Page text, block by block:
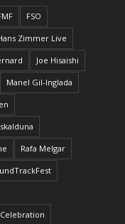
FSO
Zimmer Live
Joe Hisaishi
Manel Gil-Inglada
Rafa Melgar